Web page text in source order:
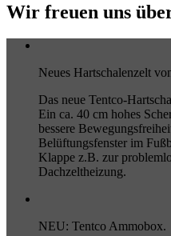
Wir freuen uns
Neues Hartschalenzelt
Das neue Tentco-
Ein ca. 40 cm hohes
bessere
Belüftungsfenster im
Klappe z.B. zur
Dachzeltheizung.
NEU: Tentco Ammobox.